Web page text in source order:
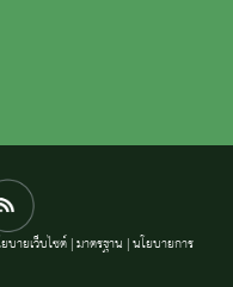
บายเว็บไซต์|มาตรฐาน |นโยบายการ